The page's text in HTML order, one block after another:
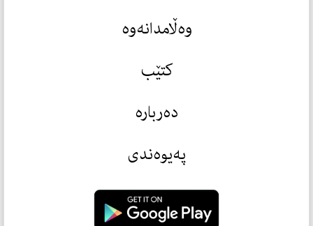
وەڵامدانەوە
کتێب
دەربارە
پەیوەندی